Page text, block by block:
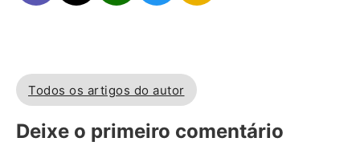
Todos os artigos do autor
Deixe o primeiro comentário